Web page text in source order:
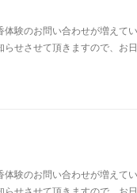
験のお問い合わせが増えて
せさせて頂きますので、お
験のお問い合わせが増えて
せさせて頂きますので、お